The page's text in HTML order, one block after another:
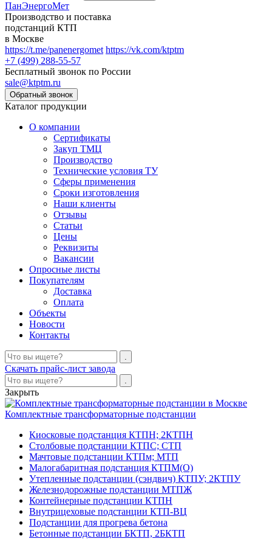
ПанЭнергоМет
Производство и поставка
подстанций КТП
в Москве
https://t.me/panenergomet https://vk.com/ktptm
+7 (499) 288-55-57
Бесплатный звонок по России
sale@ktptm.ru
Каталог продукции
О компании
Сертификаты
Закуп ТМЦ
Производство
Технические условия ТУ
Сферы применения
Сроки изготовления
Наши клиенты
Отзывы
Статьи
Цены
Реквизиты
Вакансии
Опросные листы
Покупателям
Доставка
Оплата
Объекты
Новости
Контакты
Скачать прайс-лист завода
Закрыть
Комплектные трансформаторные подстанции
Киосковые подстанция КТПН; 2КТПН
Столбовые подстанции КТПС; СТП
Мачтовые подстанции КТПм; МТП
Малогабаритная подстанция КТПМ(О)
Утепленные подстанции (сэндвич) КТПУ; 2КТПУ
Железнодорожные подстанции МТПЖ
Контейнерные подстанции КТПН
Внутрицеховые подстанции КТП-ВЦ
Подстанции для прогрева бетона
Бетонные подстанции БКТП, 2БКТП